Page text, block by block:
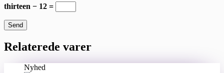
thirteen − 12 =
Send
Relaterede varer
Nyhed